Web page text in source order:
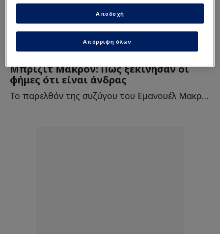
Κόσμος| 19/09/2025 - 16:43
Μπριζίτ Μακρόν: Πώς ξεκίνησαν οι
φήμες ότι είναι άνδρας
Το παρελθόν της συζύγου του Εμανουέλ Μακρόν βρίσκεται σ...
Απόρριψη όλων
Αποδοχή